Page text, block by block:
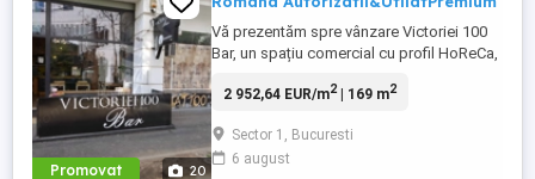
Promovat 20
Vă prezentăm spre vânzare Victoriei 100
Bar, un spațiu comercial cu profil HoReCa,
100, una dintre cele mai exclusiviste și
beneficiază de expunere excelentă, trafic
pietonal intens și acces facil către zonele
2 952,64 EUR/m2| 169 m2
Sector 1, Bucuresti
6 august